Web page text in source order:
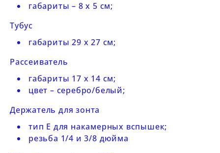
габариты – 8 х 5 см;
Тубус
габариты 29 х 27 см;
Рассеиватель
габариты 17 х 14 см;
цвет – серебро/белый;
Держатель для зонта
тип Е для накамерных вспышек;
резьба 1/4 и 3/8 дюйма